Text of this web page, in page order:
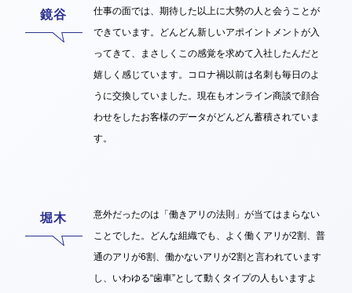
仕事の面では、期待した以上に大勢の人と会うことが
できています。どんどん新しいアポイントメントが入
ってきて、まさしくこの感覚を求めて入社したんだと
嬉しく感じています。コロナ禍以前は名刺も毎日のよ
うに交換していました。現在もオンライン商談で顔合
わせをしたお客様のデータがどんどん蓄積されていま
す。
意外だったのは「働きアリの法則」が当てはまらない
ことでした。どんな組織でも、よく働くアリが2割、普
通のアリが6割、働かないアリが2割と言われています
し、いわゆる“歯車”として動くタイプの人もいますよ